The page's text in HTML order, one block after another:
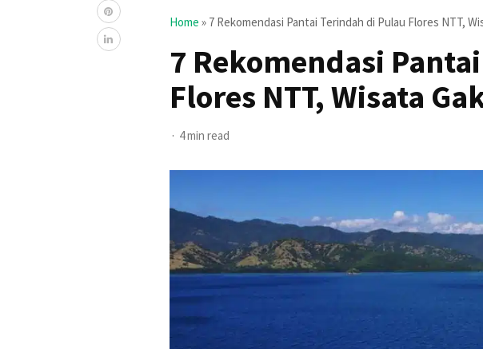
Home » 7 Rekomendasi Pantai Terindah di Pulau Flores NTT,
7 Rekomendasi
Flores NTT, Wisata
4 min read